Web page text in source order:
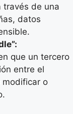
través de una
datos
que un tercero
entre el
modificar o